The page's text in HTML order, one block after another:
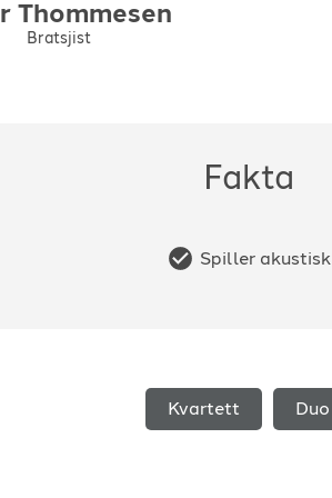
Thommesen
Bratsjist
Fakta
Spiller akustisk
Kvartett Duo